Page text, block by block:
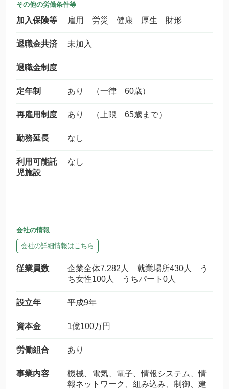
その他の労働条件等
加入保険等 雇用 労災 健康 厚生 財形
退職金共済 未加入
退職金制度
定年制 あり （一律 60歳）
再雇用制度 あり （上限 65歳まで）
勤務延長 なし
利用可能託
児施設
なし
会社の情報
会社の詳細情報はこちら
従業員数
企業全体7,282人 就業場所430人 う
ち女性100人 うちパート0人
設立年 平成9年
資本金 1億100万円
労働組合 あり
事業内容
機械、電気、電子、情報システム、情
報ネットワーク、組み込み、制御、建